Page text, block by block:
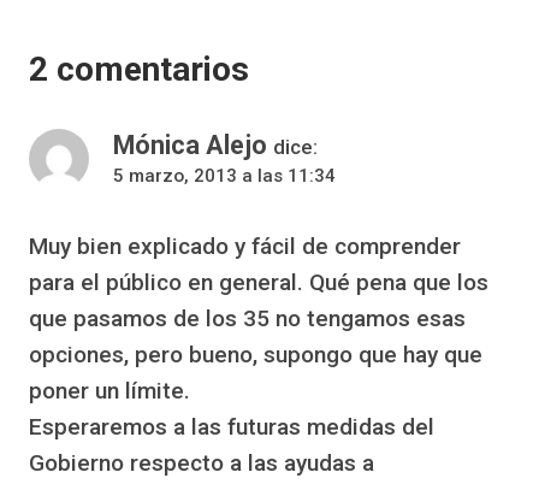
2 comentarios
Mónica Alejo dice:
5 marzo, 2013 a las 11:34
Muy bien explicado y fácil de comprender
para el público en general. Qué pena que los
que pasamos de los 35 no tengamos esas
opciones, pero bueno, supongo que hay que
poner un límite.
Esperaremos a las futuras medidas del
Gobierno respecto a las ayudas a